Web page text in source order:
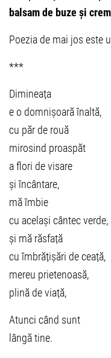
balsam de buze și
Poezia de mai jos este
***
Dimineața
e o domnișoară înaltă,
cu păr de rouă
mirosind proaspăt
a flori de visare
și încântare,
mă îmbie
cu același cântec verde,
și mă răsfață
cu îmbrățișări de ceață,
mereu prietenoasă,
plină de viață,
Atunci când sunt
lângă tine.